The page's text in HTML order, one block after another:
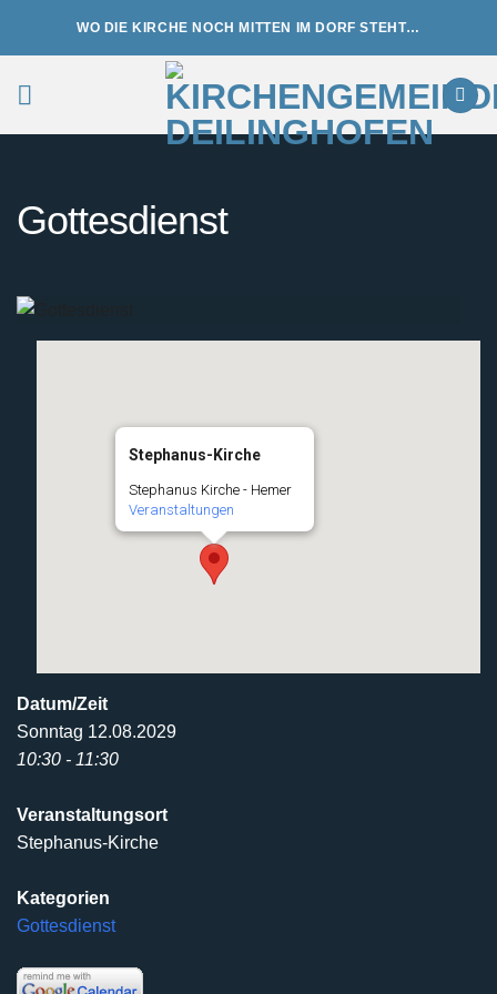
WO DIE KIRCHE NOCH MITTEN IM DORF STEHT…
Gottesdienst
Stephanus-Kirche
Stephanus Kirche - Hemer
Veranstaltungen
Datum/Zeit
Sonntag 12.08.2029
10:30 - 11:30
Veranstaltungsort
Stephanus-Kirche
Kategorien
Gottesdienst